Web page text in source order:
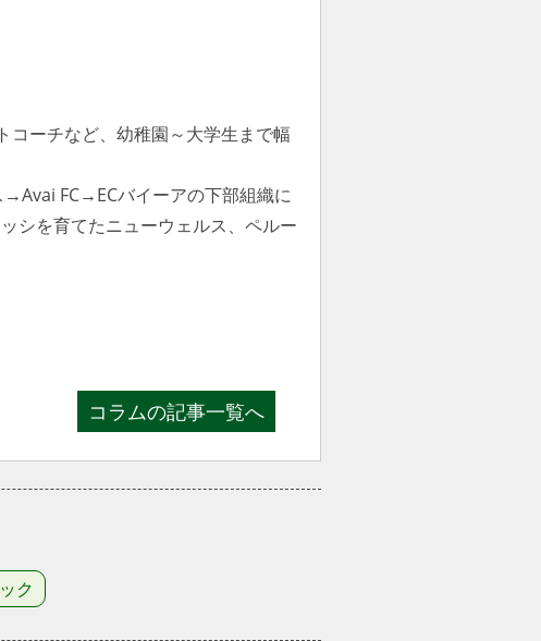
コーチなど、幼稚園～大学生まで幅
FC→ECバイーアの下部組織に
シを育てたニューウェルス、ペルー
コラムの記事一覧へ
ク